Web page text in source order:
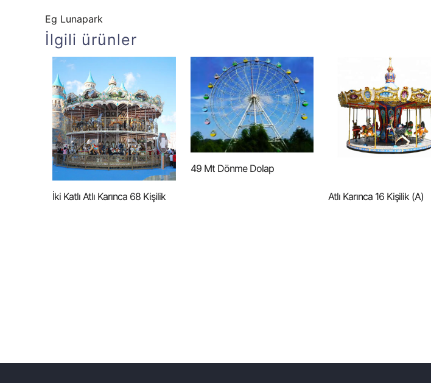
Eg Lunapark
İlgili ürünler
İki Katlı Atlı Karınca 68 Kişilik
49 Mt Dönme Dolap
Atlı Karınca 16 Kişilik (A)